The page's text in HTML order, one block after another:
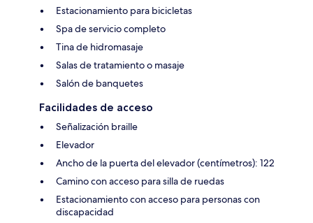
Estacionamiento para bicicletas
Spa de servicio completo
Tina de hidromasaje
Salas de tratamiento o masaje
Salón de banquetes
Facilidades de acceso
Señalización braille
Elevador
Ancho de la puerta del elevador (centímetros): 122
Camino con acceso para silla de ruedas
Estacionamiento con acceso para personas con
discapacidad